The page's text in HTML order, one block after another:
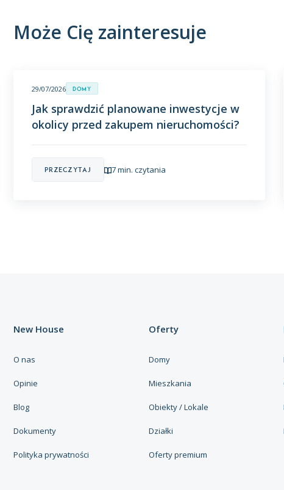
Może Cię zainteresuje
29/07/2026 Domy
Jak sprawdzić planowane inwestycje w
okolicy przed zakupem nieruchomości?
Przeczytaj 7 min. czytania
New House
O nas
Opinie
Blog
Dokumenty
Polityka prywatności
Oferty
Domy
Mieszkania
Obiekty / Lokale
Działki
Oferty premium